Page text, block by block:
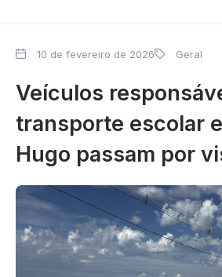
10 de fevereiro de 2026 Geral
Veículos
transporte escolar
Hugo passam por